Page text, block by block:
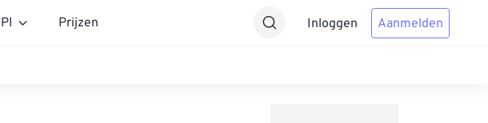
Prijzen Inloggen Aanmelden